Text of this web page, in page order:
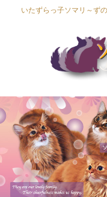
いたずらっ子ソマリ～ず